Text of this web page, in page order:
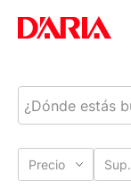
Precio